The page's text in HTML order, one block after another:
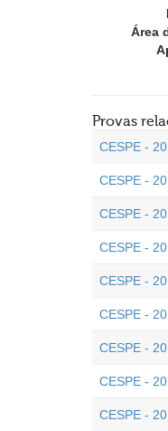
Área
Provas
CESPE -
CESPE -
CESPE -
CESPE -
CESPE -
CESPE -
CESPE -
CESPE -
CESPE -